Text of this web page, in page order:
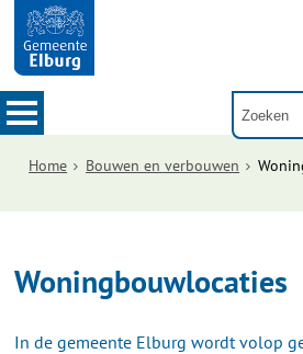
Home Bouwen en verbouwen
Woningbouwlocaties
In de gemeente Elburg wordt volop